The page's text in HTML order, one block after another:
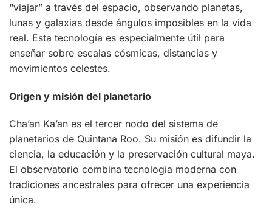
“viajar” a través del espacio, observando planetas,
lunas y galaxias desde ángulos imposibles en la vida
real. Esta tecnología es especialmente útil para
enseñar sobre escalas cósmicas, distancias y
movimientos celestes.
Origen y misión del planetario
Cha’an Ka’an es el tercer nodo del sistema de
planetarios de Quintana Roo. Su misión es difundir la
ciencia, la educación y la preservación cultural maya.
El observatorio combina tecnología moderna con
tradiciones ancestrales para ofrecer una experiencia
única.